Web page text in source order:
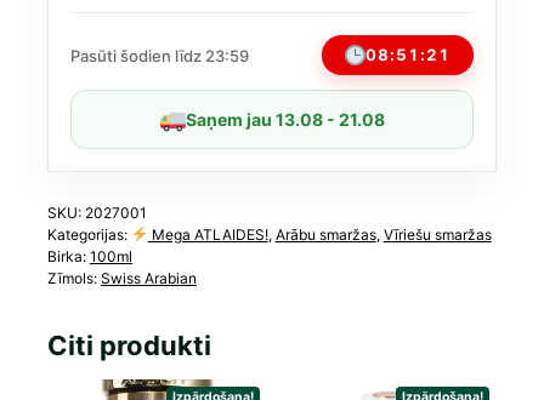
vīriešiem
daudzums
Pasūti šodien līdz 23:59 08:51:21
Saņem jau 13.08 - 21.08
SKU: 2027001
Kategorijas:
Mega ATLAIDES!, Arābu smaržas, Vīriešu smaržas
Birka: 100ml
Zīmols: Swiss Arabian
Citi produkti